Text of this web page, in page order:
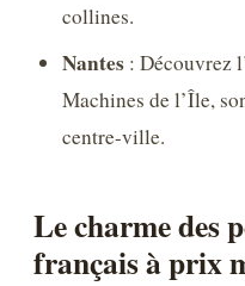
collines.
Nantes : Découvrez
Machines de l’Île,
centre-ville.
Le charme des
français à prix